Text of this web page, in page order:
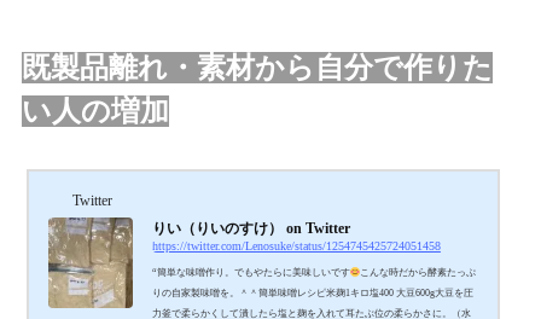
既製品離れ・素材から自分で作りた
い人の増加
Twitter
りい（りいのすけ） on Twitter
https://twitter.com/Lenosuke/status/1254745425724051458
“簡単な味噌作り。でもやたらに美味しいです
こんな時だから酵素たっぷ
りの自家製味噌を。＾＾簡単味噌レシピ米麹1キロ塩400 大豆600g大豆を圧
力釜で柔らかくして潰したら塩と麹を入れて耳たぶ位の柔らかさに。（水